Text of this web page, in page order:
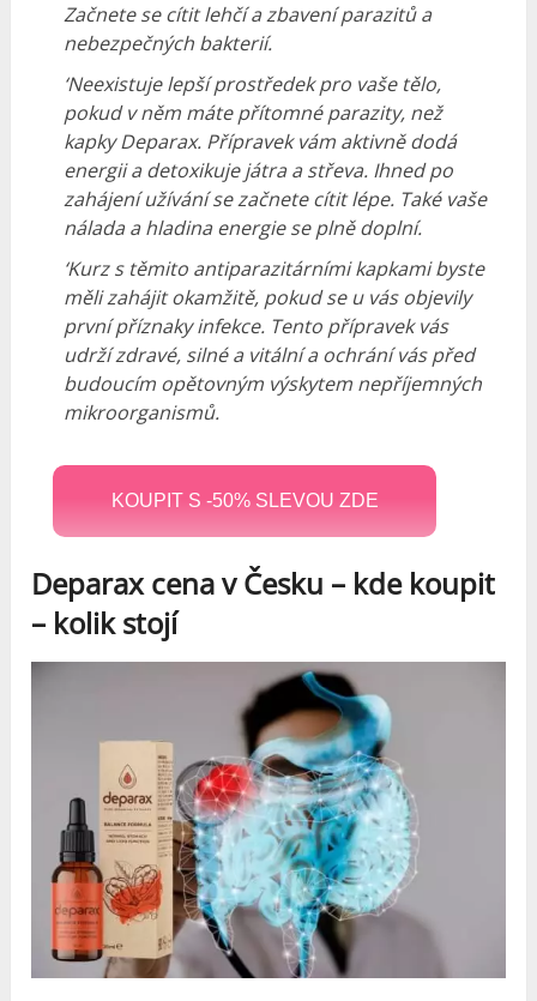
Začnete se cítit lehčí a zbavení parazitů a
nebezpečných bakterií.
‘Neexistuje lepší prostředek pro vaše tělo,
pokud v něm máte přítomné parazity, než
kapky Deparax. Přípravek vám aktivně dodá
energii a detoxikuje játra a střeva. Ihned po
zahájení užívání se začnete cítit lépe. Také vaše
nálada a hladina energie se plně doplní.
‘Kurz s těmito antiparazitárními kapkami byste
měli zahájit okamžitě, pokud se u vás objevily
první příznaky infekce. Tento přípravek vás
udrží zdravé, silné a vitální a ochrání vás před
budoucím opětovným výskytem nepříjemných
mikroorganismů.
KOUPIT S -50% SLEVOU ZDE
Deparax cena v Česku – kde koupit
– kolik stojí